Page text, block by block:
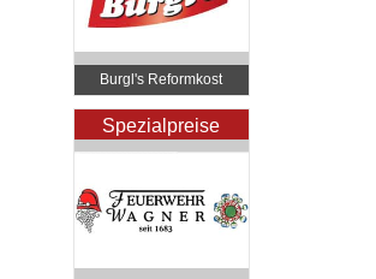
Burgl's Reformkost
Spezialpreise